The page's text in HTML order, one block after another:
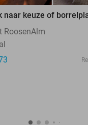
naar keuze of
RoosenAlm